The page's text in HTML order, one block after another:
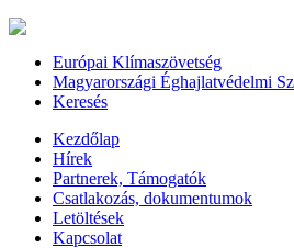
Európai Klímaszövetség
Magyarországi Éghajlatvédelmi
Keresés
Kezdőlap
Hírek
Partnerek, Támogatók
Csatlakozás, dokumentumok
Letöltések
Kapcsolat